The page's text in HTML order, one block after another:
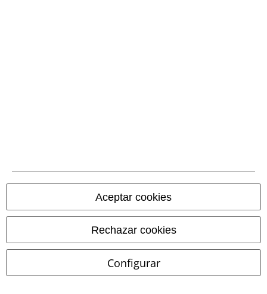
Aceptar cookies
Rechazar cookies
Configurar
Envío
CORREOS RECOGIDA
CORREOS ENTREGA